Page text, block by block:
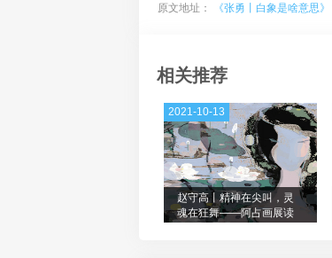
原文地址：
《张勇丨白象是啥意思》
相关推荐
赵守高丨精神在尖叫，灵
魂在狂舞——阿占画展读
2021-10-13